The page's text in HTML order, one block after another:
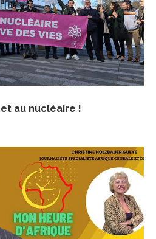
au nucléaire !